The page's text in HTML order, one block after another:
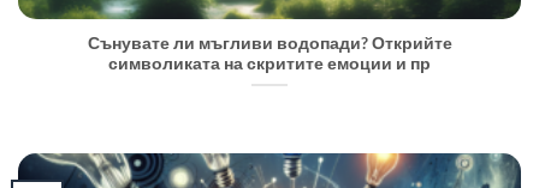
Сънувате ли мъгливи водопади? Открийте
символиката на скритите емоции и пр